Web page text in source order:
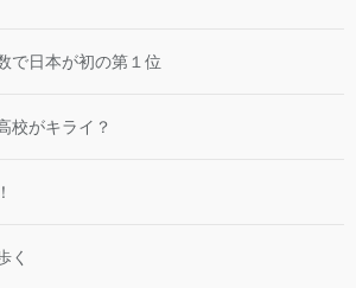
で日本が初の第１位
校がキライ？
く